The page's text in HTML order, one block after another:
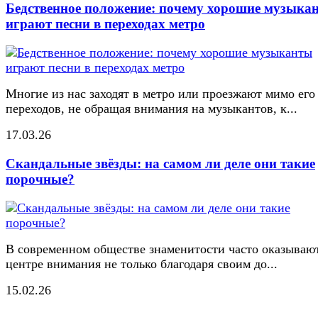
Бедственное положение: почему хорошие
играют песни в переходах метро
Многие из нас заходят в метро или проезжают мимо его
переходов, не обращая внимания на музыкантов, к...
17.03.26
Скандальные звёзды: на самом ли деле они такие
порочные?
В современном обществе знаменитости часто
центре внимания не только благодаря своим до...
15.02.26